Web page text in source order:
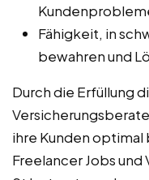
Fähigkeit, in
bewahren und
Durch die Erfüllung
ihre Kunden
Freelancer Jobs